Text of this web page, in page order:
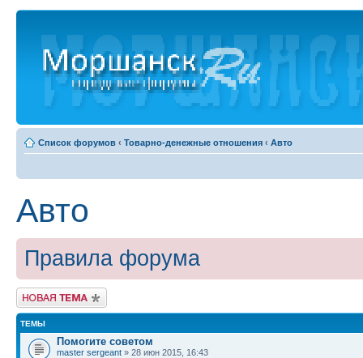
Список форумов ‹ Товарно-денежные отношения ‹ Авто
Авто
Правила форума
Новая тема
ТЕМЫ
Помогите советом
master sergeant » 28 июн 2015, 16:43